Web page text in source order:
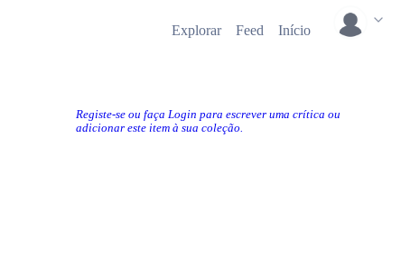
Explorar Feed Início
Registe-se ou faça Login para escrever uma crítica ou
adicionar este item à sua coleção.